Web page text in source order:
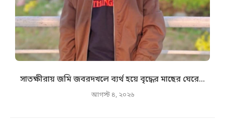
সাতক্ষীরায় জমি জবরদখলে ব্যর্থ হয়ে বৃদ্ধের মাছের ঘেরে...
আগস্ট ৪, ২০২৬